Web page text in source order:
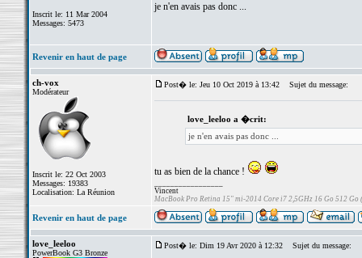
Inscrit le: 11 Mar 2004
Messages: 5473
je n'en avais pas donc ...
Revenir en haut de page
ch-vox
Modérateur
Inscrit le: 22 Oct 2003
Messages: 19383
Localisation: La Réunion
Post� le: Jeu 10 Oct 2019 à 13:42 Sujet du message:
love_leeloo a �crit:
je n'en avais pas donc ...
tu as bien de la chance !
Vincent
MacBook Pro Retina 15" mi-2014 Core i7 2,5GHz 16 Go 512 Go
Revenir en haut de page
love_leeloo
PowerBook G3 Bronze
Post� le: Dim 19 Avr 2020 à 12:32 Sujet du message: